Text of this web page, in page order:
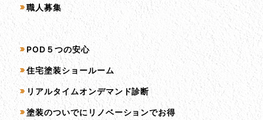
職人募集
サービス一覧
POD５つの安心
住宅塗装ショールーム
リアルタイムオンデマンド診断
塗装のついでにリノベーションでお得